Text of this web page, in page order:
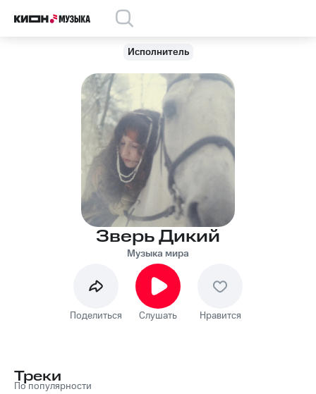
Исполнитель
Зверь Дикий
Музыка мира
Поделиться Слушать Нравится
Треки
По популярности